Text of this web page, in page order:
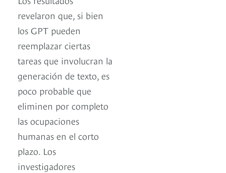
revelaron que, si bien
los GPT pueden
reemplazar ciertas
tareas que involucran la
generación de texto, es
poco probable que
eliminen por completo
las ocupaciones
humanas en el corto
plazo. Los
investigadores